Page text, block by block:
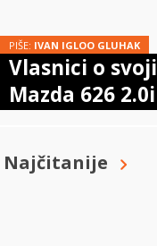
PIŠE: IVAN IGLOO GLUHAK
Vlasnici o
Mazda 626 2.0i
Najčitanije